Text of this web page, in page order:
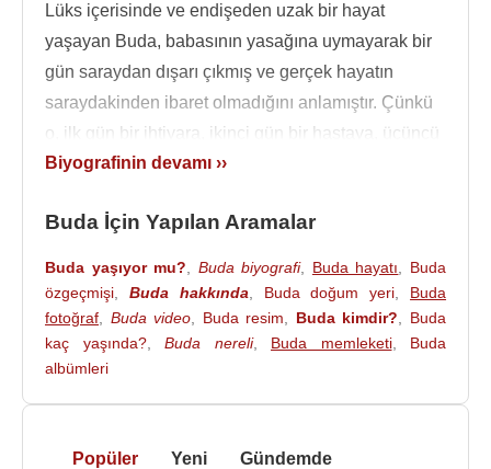
Lüks içerisinde ve endişeden uzak bir hayat
yaşayan Buda, babasının yasağına uymayarak bir
gün saraydan dışarı çıkmış ve gerçek hayatın
saraydakinden ibaret olmadığını anlamıştır. Çünkü
o, ilk gün bir ihtiyara, ikinci gün bir hastaya, üçüncü
gün bir cenazeye ve dördüncü gün de dilenci bir
şeyin boş olduğunu anlamış ve dünya nimetlerine
sarayı terk etme kararına ulaştırmıştır. Ne olursa
Buda, 29 yaşında iken olur. Söylenceye göre daha
önce hiç karşılaşmadığı yaşam gerçeklerini görür:
Hastalık, yaşlılık, ölüm ve huzur. Bu gerçekler onu
öylesine etkiler ki, o ünlü arayışına çıkar. Amacı
Biyografinin devamı ››
Buda İçin Yapılan Aramalar
Buda yaşıyor mu? Buda biyografi, Buda hayatı
Buda
özgeçmişi
Buda hakkında Buda doğum yeri
Buda
fotoğraf
Buda video Buda resim Buda kimdir?
Buda
kaç yaşında?, Buda nereli, Buda memleketi, Buda
albümleri
Popüler Yeni Gündemde